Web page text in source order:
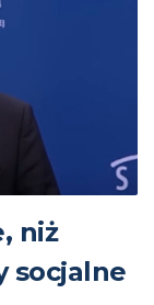
niż
socjalne